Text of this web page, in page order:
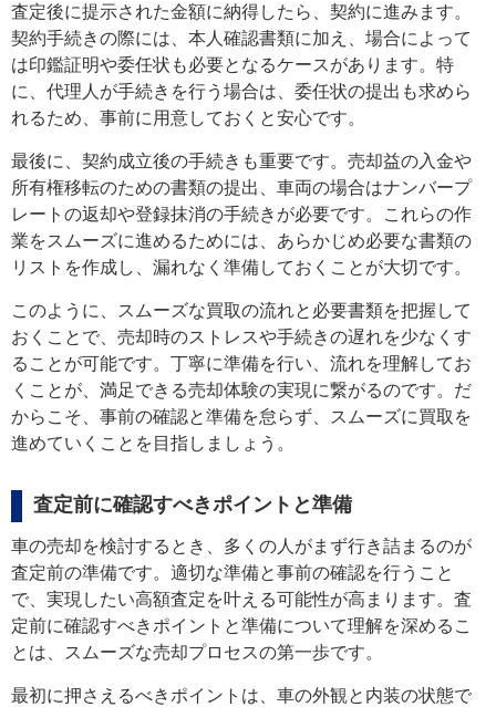
査定後に提示された金額に納得したら、契約に進みます。
契約手続きの際には、本人確認書類に加え、場合によって
は印鑑証明や委任状も必要となるケースがあります。特
に、代理人が手続きを行う場合は、委任状の提出も求めら
れるため、事前に用意しておくと安心です。
最後に、契約成立後の手続きも重要です。売却益の入金や
所有権移転のための書類の提出、車両の場合はナンバープ
レートの返却や登録抹消の手続きが必要です。これらの作
業をスムーズに進めるためには、あらかじめ必要な書類の
リストを作成し、漏れなく準備しておくことが大切です。
このように、スムーズな買取の流れと必要書類を把握して
おくことで、売却時のストレスや手続きの遅れを少なくす
ることが可能です。丁寧に準備を行い、流れを理解してお
くことが、満足できる売却体験の実現に繋がるのです。だ
からこそ、事前の確認と準備を怠らず、スムーズに買取を
進めていくことを目指しましょう。
査定前に確認すべきポイントと準備
車の売却を検討するとき、多くの人がまず行き詰まるのが
査定前の準備です。適切な準備と事前の確認を行うこと
で、実現したい高額査定を叶える可能性が高まります。査
定前に確認すべきポイントと準備について理解を深めるこ
とは、スムーズな売却プロセスの第一歩です。
最初に押さえるべきポイントは、車の外観と内装の状態で